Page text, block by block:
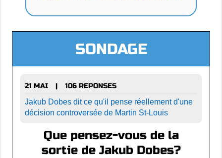
SONDAGE
21 MAI |
106 REPONSES
Jakub Dobes dit ce qu'il pense réellement d'une
décision controversée de Martin St-Louis
Que pensez-vous de la
sortie de Jakub Dobes?